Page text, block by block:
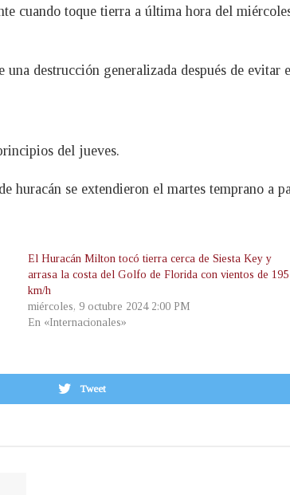
cuando toque tierra a última hora del
destrucción generalizada después de evitar
del jueves.
huracán se extendieron el martes temprano a
El Huracán Milton tocó tierra cerca de Siesta Key y
arrasa la costa del Golfo de Florida con vientos de 195
km/h
miércoles, 9 octubre 2024 2:00 PM
En «Internacionales»
Tweet